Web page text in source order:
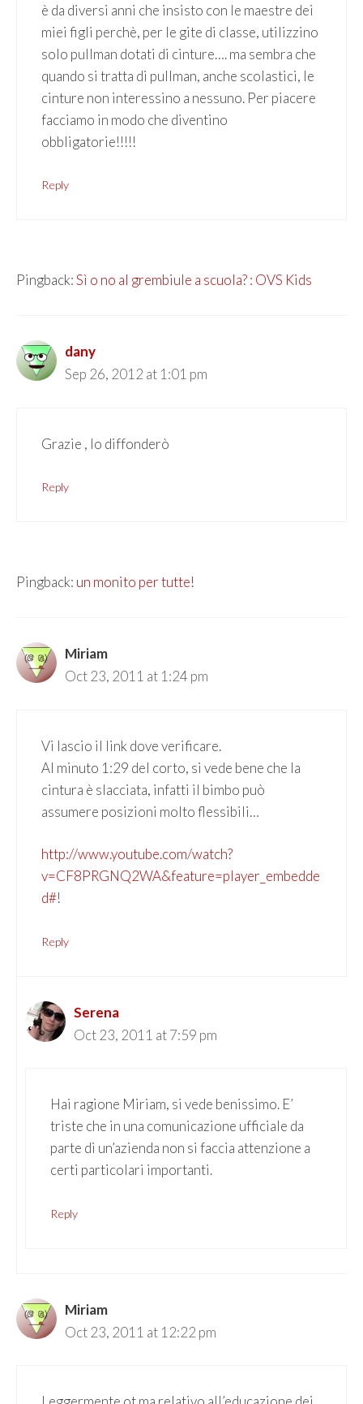
è da diversi anni che insisto con le maestre dei
miei figli perchè, per le gite di classe, utilizzino
solo pullman dotati di cinture…. ma sembra che
quando si tratta di pullman, anche scolastici, le
cinture non interessino a nessuno. Per piacere
facciamo in modo che diventino
obbligatorie!!!!!
Reply
Pingback:Sì o no al grembiule a scuola? : OVS Kids
dany
Sep 26, 2012 at 1:01 pm
Grazie , lo diffonderò
Reply
Pingback: un monito per tutte!
Miriam
Oct 23, 2011 at 1:24 pm
Vi lascio il link dove verificare.
Al minuto 1:29 del corto, si vede bene che la
cintura è slacciata, infatti il bimbo può
assumere posizioni molto flessibili…
http://www.youtube.com/watch?
v=CF8PRGNQ2WA&feature=player_embedde
d#!
Reply
Serena
Oct 23, 2011 at 7:59 pm
Hai ragione Miriam, si vede benissimo. E’
triste che in una comunicazione ufficiale da
parte di un’azienda non si faccia attenzione a
certi particolari importanti.
Reply
Miriam
Oct 23, 2011 at 12:22 pm